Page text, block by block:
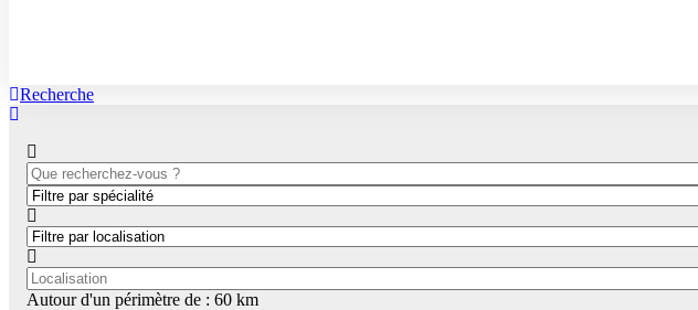
Recherche
Autour d'un périmètre de : 60 km